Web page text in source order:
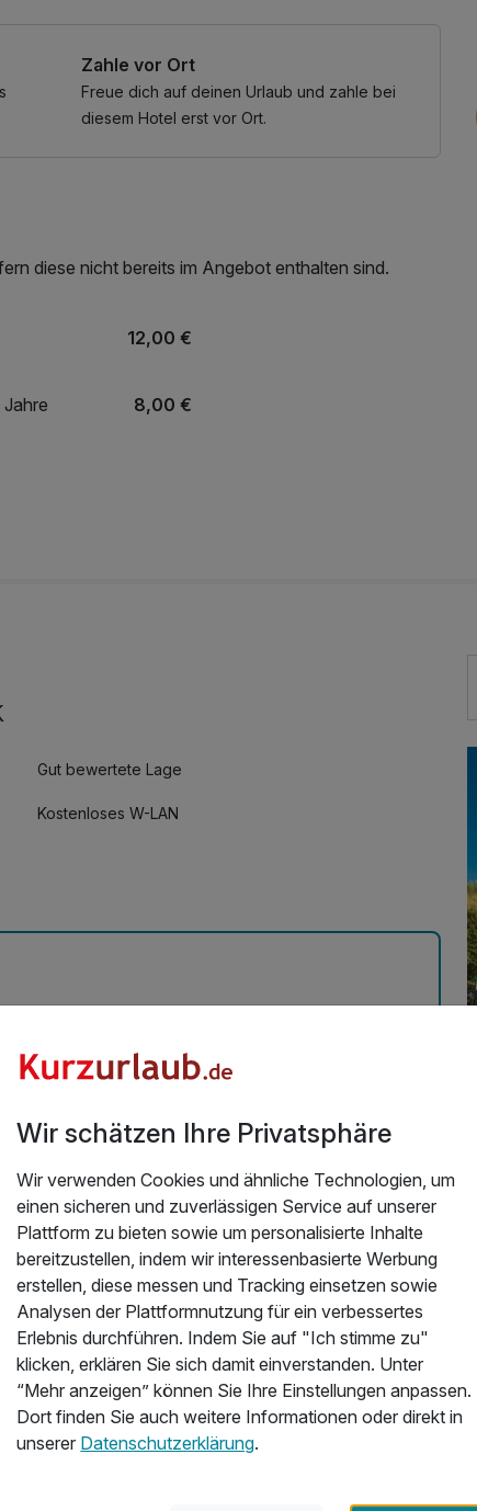
Zahle vor Ort
Freue dich auf deinen Urlaub und zahle bei
diesem Hotel erst vor Ort.
diese nicht bereits im Angebot enthalten sind.
12,00 €
8,00 €
Gut bewertete Lage
Kostenloses W-LAN
war richtig nett.Und wir haben für das nächste
Wir schätzen Ihre Privatsphäre
Wir verwenden Cookies und ähnliche Technologien, um
einen sicheren und zuverlässigen Service auf unserer
Plattform zu bieten sowie um personalisierte Inhalte
bereitzustellen, indem wir interessenbasierte Werbung
erstellen, diese messen und Tracking einsetzen sowie
Analysen der Plattformnutzung für ein verbessertes
Erlebnis durchführen. Indem Sie auf "Ich stimme zu"
klicken, erklären Sie sich damit einverstanden. Unter
“Mehr anzeigen” können Sie Ihre Einstellungen anpassen.
Dort finden Sie auch weitere Informationen oder direkt in
unserer Datenschutzerklärung.